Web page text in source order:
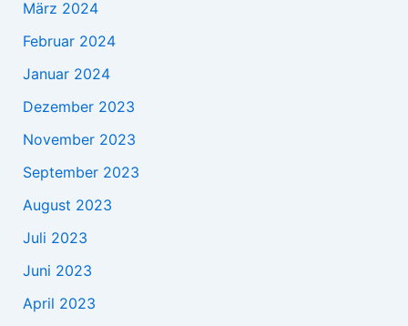
März 2024
Februar 2024
Januar 2024
Dezember 2023
November 2023
September 2023
August 2023
Juli 2023
Juni 2023
April 2023